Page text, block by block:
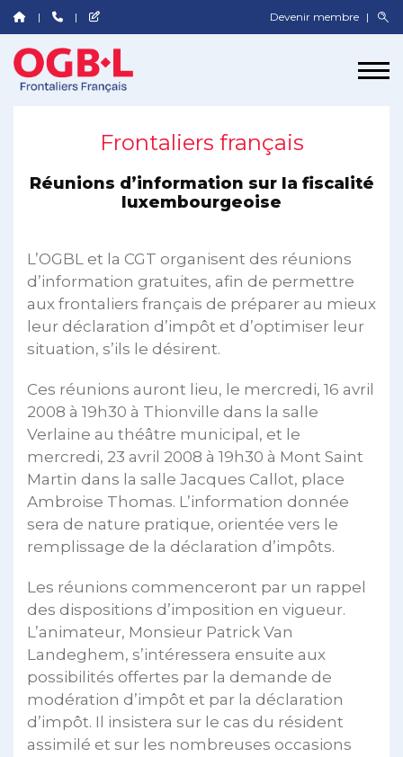
Devenir membre
Frontaliers français
Réunions d’information sur la fiscalité
luxembourgeoise
L’OGBL et la CGT organisent des réunions
d’information gratuites, afin de permettre
aux frontaliers français de préparer au mieux
leur déclaration d’impôt et d’optimiser leur
situation, s’ils le désirent.
Ces réunions auront lieu, le mercredi, 16 avril
2008 à 19h30 à Thionville dans la salle
Verlaine au théâtre municipal, et le
mercredi, 23 avril 2008 à 19h30 à Mont Saint
Martin dans la salle Jacques Callot, place
Ambroise Thomas. L’information donnée
sera de nature pratique, orientée vers le
remplissage de la déclaration d’impôts.
Les réunions commenceront par un rappel
des dispositions d’imposition en vigueur.
L’animateur, Monsieur Patrick Van
Landeghem, s’intéressera ensuite aux
possibilités offertes par la demande de
modération d’impôt et par la déclaration
d’impôt. Il insistera sur le cas du résident
assimilé et sur les nombreuses occasions